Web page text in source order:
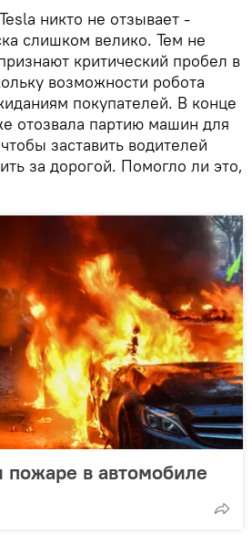
никто не отзывает -
слишком велико. Тем не
критический пробел в
возможности робота
покупателей. В конце
отозвала партию машин для
заставить водителей
за дорогой. Помогло ли это,
пожаре в автомобиле